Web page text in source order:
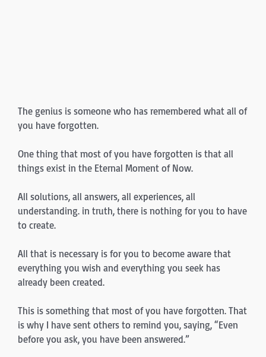
The genius is someone who has remembered what all of
you have for­gotten.
One thing that most of you have forgotten is that all
things exist in the Eternal Moment of Now.
All solutions, all answers, all experiences, all
understanding. in truth, there is nothing for you to have
to create.
All that is necessary is for you to become aware that
everything you wish and everything you seek has
already been created.
This is something that most of you have forgotten. That
is why I have sent others to remind you, saying, “Even
be­fore you ask, you have been answered.”